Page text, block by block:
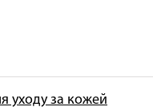
уходу за кожей